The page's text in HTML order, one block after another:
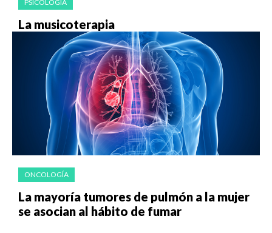
PSICOLOGÍA
La musicoterapia
ONCOLOGÍA
La mayoría tumores de pulmón a la mujer
se asocian al hábito de fumar